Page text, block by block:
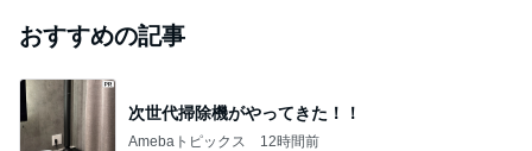
おすすめの記事
次世代掃除機がやってきた！！
Amebaトピックス 12時間前